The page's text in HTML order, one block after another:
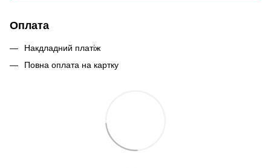
Оплата
Накдладний платіж
Повна оплата на картку